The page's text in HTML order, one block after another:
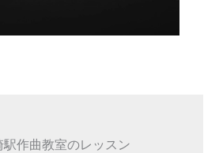
駅作曲教室のレッスン